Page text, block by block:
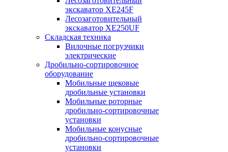
экскаватор XE245F
Лесозаготовительный
экскаватор XE250UF
Складская техника
Вилочные погрузчики
электрические
Дробильно-сортировочное
оборудование
Мобильные щековые
дробильные установки
Мобильные роторные
дробильно-сортировочные
установки
Мобильные конусные
дробильно-сортировочные
установки